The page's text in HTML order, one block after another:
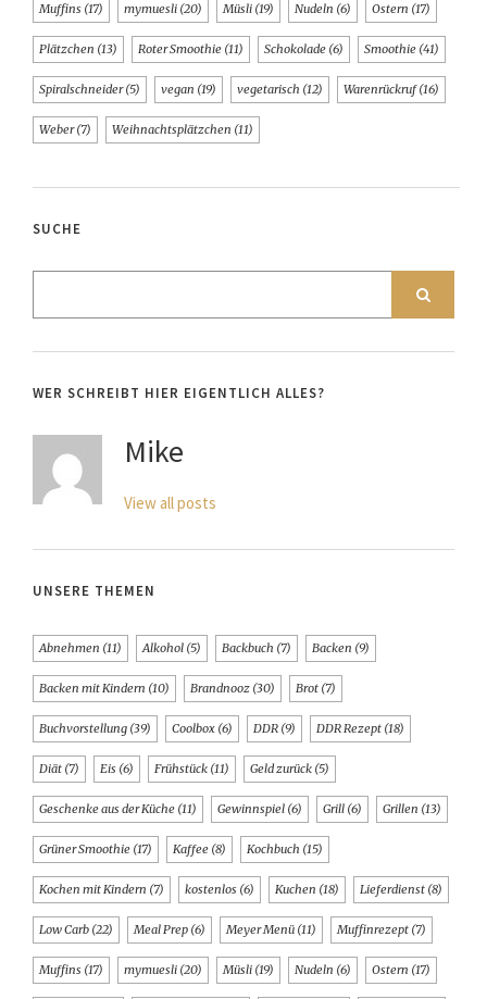
Muffins (17) mymuesli (20) Müsli (19) Nudeln (6) Ostern (17)
Plätzchen (13) Roter Smoothie (11) Schokolade (6) Smoothie (41)
Spiralschneider(5) vegan (19) vegetarisch (12) Warenrückruf(16)
Weber(7) Weihnachtsplätzchen (11)
SUCHE
WER SCHREIBT HIER EIGENTLICH ALLES?
Mike
View all posts
UNSERE THEMEN
Abnehmen (11) Alkohol (5) Backbuch (7) Backen (9)
Backen mit Kindern (10) Brandnooz (30) Brot (7)
Buchvorstellung (39) Coolbox (6) DDR (9) DDR Rezept (18)
Diät (7) Eis (6) Frühstück (11) Geld zurück (5)
Geschenke aus der Küche (11) Gewinnspiel (6) Grill (6) Grillen (13)
Grüner Smoothie (17) Kaffee (8) Kochbuch (15)
Kochen mit Kindern (7) kostenlos (6) Kuchen (18) Lieferdienst (8)
Low Carb (22) Meal Prep (6) Meyer Menü (11) Muffinrezept (7)
Muffins (17) mymuesli (20) Müsli (19) Nudeln (6) Ostern (17)